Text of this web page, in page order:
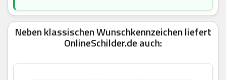
Neben klassischen Wunschkennzeichen liefert
OnlineSchilder.de auch: